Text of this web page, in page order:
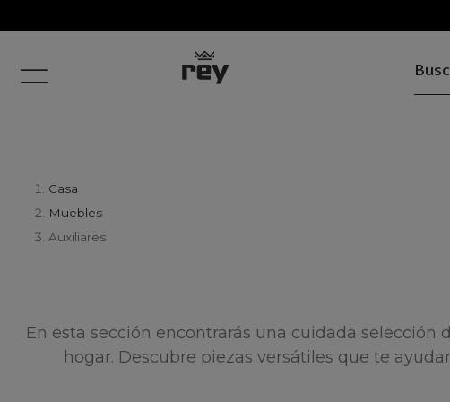
Casa
Muebles
Auxiliares
En esta sección encontrarás una cuidada
hogar. Descubre piezas versátiles que te